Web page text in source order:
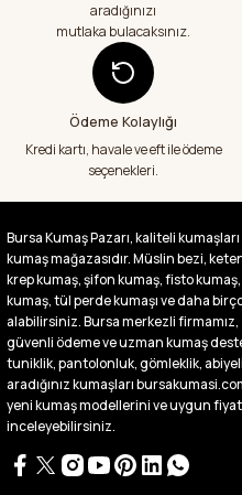
kumaş aldım hem ölçü olarak hem
görüntü,doku olarak çok memnun kaldım
emeği geçenlere teşekkür ediyorum
A... S... | 24/07/2026
Fiyatlar uygun ve çok fazla seçenek var
büyük kolaylık emeği geçenlere teşekkür
Buradan ikinci alışverişim ikisinden de çok
memnun kaldım teşekkürler.
Büşra Singeç | 02/07/2026
Bursa kumaş pazarından defalarca kumaş
aldım videoda anlatılıp gosterildigi gibi
çıktı. bu zamana kadar sorun yaşamadım
uygun fiyatlarından ve kalitesinden dolayı
tercih ettiğim kumaşçi
D... Ç... | 27/06/2026
aradığınızı
mutlaka bulacaksınız.
Ödeme Kolaylığı
Kredi kartı, havale ve eft ile ödeme
seçenekleri.
Bursa Kumaş Pazarı, kaliteli
kumaş mağazasıdır. Müslin bezi,
krep kumaş, şifon kumaş, fisto
kumaş, tül perde kumaşı ve daha
alabilirsiniz. Bursa merkezli firmamız,
güvenli ödeme ve uzman kumaş
tuniklik, pantolonluk, gömleklik,
aradığınız kumaşları
yeni kumaş modellerini ve uygun
inceleyebilirsiniz.